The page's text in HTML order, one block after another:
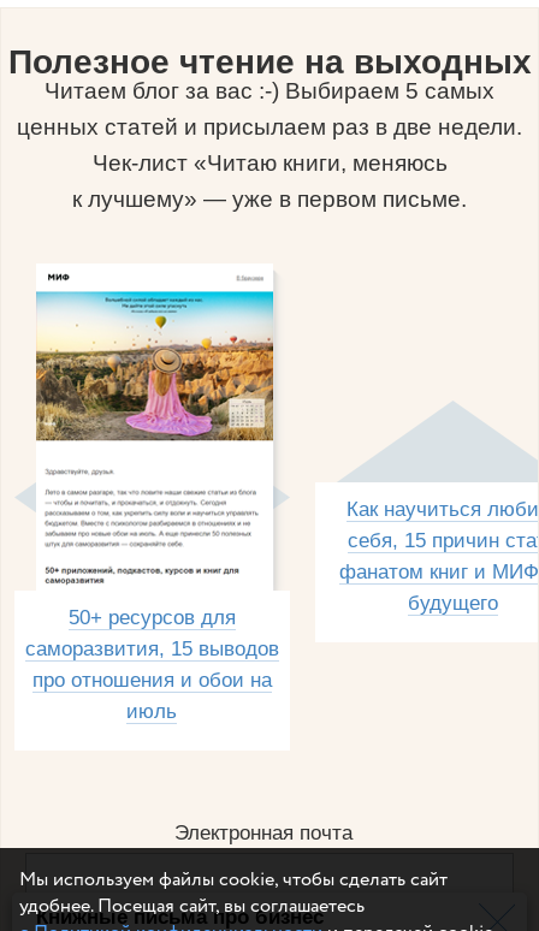
Книжные письма про бизнес
Полезное чтение на выходных
Читаем блог за вас :-) Выбираем 5 самых
ценных статей и присылаем раз в две недели.
Чек-лист «Читаю книги, меняюсь
к лучшему» — уже в первом письме.
50+ ресурсов для
саморазвития, 15 выводов
про отношения и обои на
июль
Как научиться
себя, 15 причин
фанатом книг и
будущего
Электронная почта
Например, dulsineya@gmail.com
Мы используем файлы cookie, чтобы сделать сайт
удобнее. Посещая сайт, вы соглашаетесь